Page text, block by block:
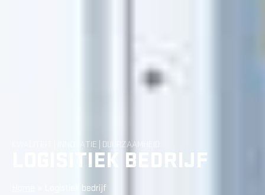
KWALITEIT | INNOVATIE | DUURZAAMHEID
LOGISITIEK BEDRIJF
Logistiek bedrijf